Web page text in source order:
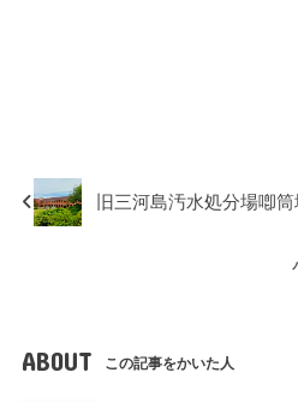
旧三河島汚水処分場喞
ABOUT この記事をかいた人